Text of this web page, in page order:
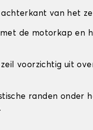
van het
de motorkap en
voorzichtig uit
randen onder